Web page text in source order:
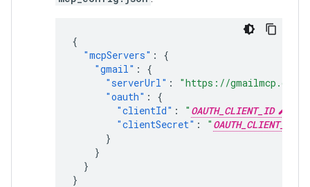
{
"mcpServers" :
{
"gmail" :
{
"serverUrl" :
"https://
"oauth" :
{
"clientId" : " OAUTH_CLIENT_ID
"clientSecret" : "
}
}
}
}